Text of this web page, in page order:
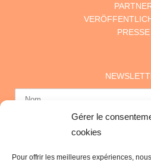
Gérer le
cookies
Pour offrir les meilleures expériences,
PRESSE